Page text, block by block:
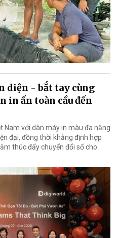
diện - bắt tay cùng
in ấn toàn cầu đến
Nam với dàn máy in màu đa năng
đại, đồng thời khẳng định hợp
thúc đẩy chuyển đổi số cho